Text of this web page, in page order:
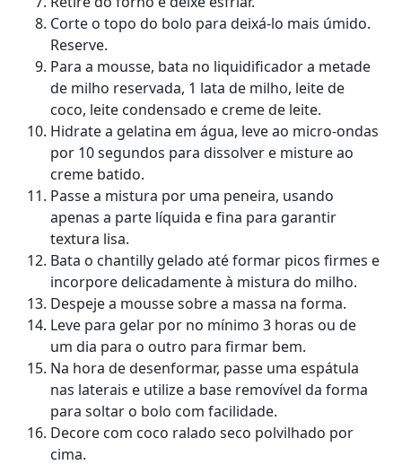
Corte o topo do bolo para deixá-lo mais úmido.
Reserve.
Para a mousse, bata no liquidificador a metade
de milho reservada, 1 lata de milho, leite de
coco, leite condensado e creme de leite.
Hidrate a gelatina em água, leve ao micro-ondas
por 10 segundos para dissolver e misture ao
creme batido.
Passe a mistura por uma peneira, usando
apenas a parte líquida e fina para garantir
textura lisa.
Bata o chantilly gelado até formar picos firmes e
incorpore delicadamente à mistura do milho.
Despeje a mousse sobre a massa na forma.
Leve para gelar por no mínimo 3 horas ou de
um dia para o outro para firmar bem.
Na hora de desenformar, passe uma espátula
nas laterais e utilize a base removível da forma
para soltar o bolo com facilidade.
Decore com coco ralado seco polvilhado por
cima.